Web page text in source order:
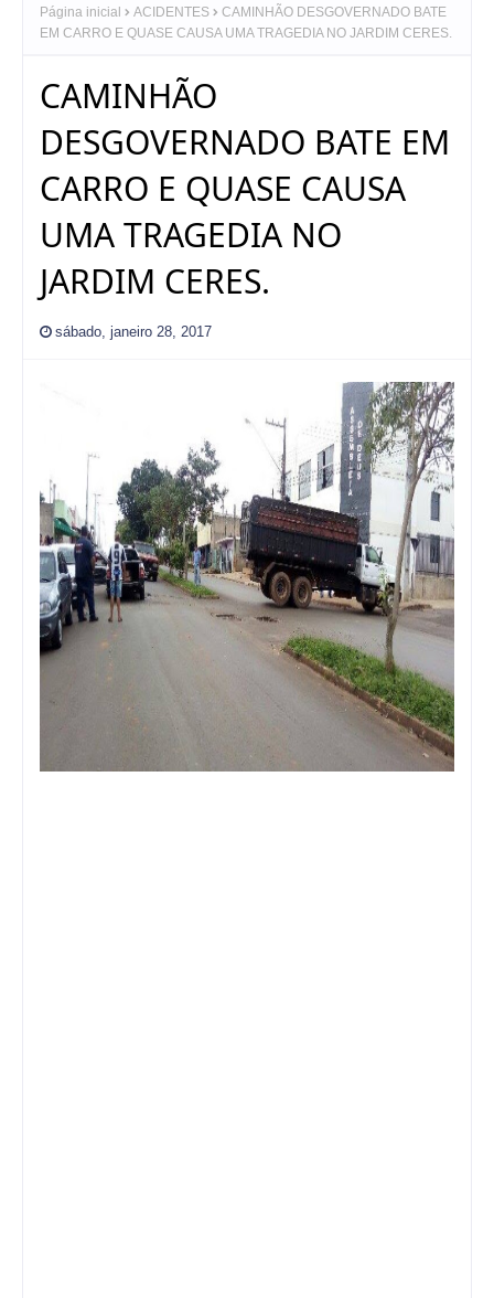
Página inicial ACIDENTES
CAMINHÃO DESGOVERNADO BATE
EM CARRO E QUASE CAUSA UMA TRAGEDIA NO JARDIM CERES.
CAMINHÃO
DESGOVERNADO BATE EM
CARRO E QUASE CAUSA
UMA TRAGEDIA NO
JARDIM CERES.
sábado, janeiro 28, 2017